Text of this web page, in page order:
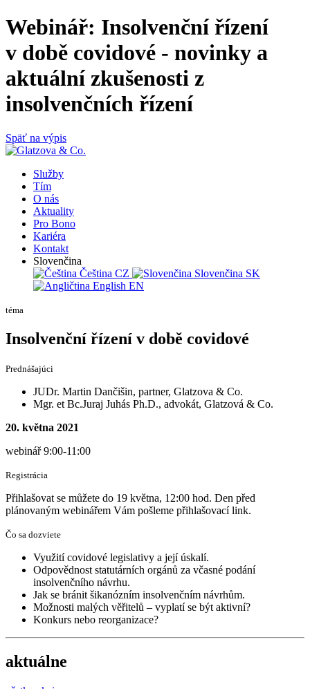
Webinář: Insolvenční řízení
v době covidové - novinky a
aktuální zkušenosti z
insolvenčních řízení
Späť na výpis
Služby
Tím
O nás
Aktuality
Pro Bono
Kariéra
Kontakt
Slovenčina
Čeština CZ Slovenčina SK
English EN
téma
Insolvenční řízení v době covidové
Prednášajúci
JUDr. Martin Dančišin, partner, Glatzova & Co.
Mgr. et Bc.Juraj Juhás Ph.D., advokát, Glatzová & Co.
20. května 2021
webinář 9:00-11:00
Registrácia
Přihlašovat se můžete do 19 května, 12:00 hod. Den před
plánovaným webinářem Vám pošleme přihlašovací link.
Čo sa dozviete
Využití covidové legislativy a její úskalí.
Odpovědnost statutárních orgánů za včasné podání
insolvenčního návrhu.
Jak se bránit šikanózním insolvenčním návrhům.
Možnosti malých věřitelů – vyplatí se být aktivní?
Konkurs nebo reorganizace?
aktuálne